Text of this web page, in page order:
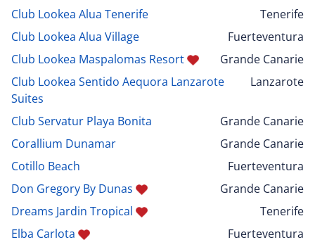
Club Lookea Alua Tenerife
Tenerife
Club Lookea Alua Village
Fuerteventura
Club Lookea Maspalomas Resort
Grande Canarie
Club Lookea Sentido Aequora Lanzarote
Suites
Lanzarote
Club Servatur Playa Bonita
Grande Canarie
Corallium Dunamar
Grande Canarie
Cotillo Beach
Fuerteventura
Don Gregory By Dunas
Grande Canarie
Dreams Jardin Tropical
Tenerife
Elba Carlota
Fuerteventura